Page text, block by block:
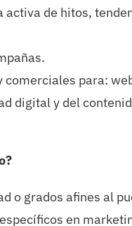
activa de hitos,
comerciales para:
digital y del
o grados afines al
en